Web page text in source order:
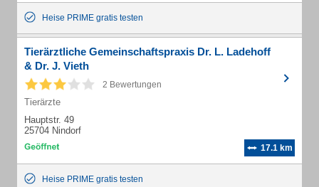
Heise PRIME gratis testen
Tierärztliche Gemeinschaftspraxis Dr. L. Ladehoff
& Dr. J. Vieth
2 Bewertungen
Tierärzte
Hauptstr. 49
25704 Nindorf
17.1 km
Heise PRIME gratis testen